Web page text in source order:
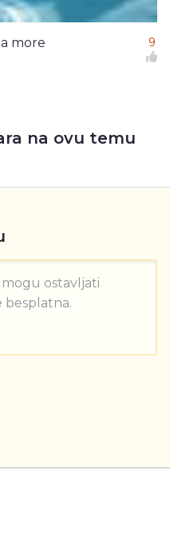
more 9
na ovu temu
mogu ostavljati
besplatna.